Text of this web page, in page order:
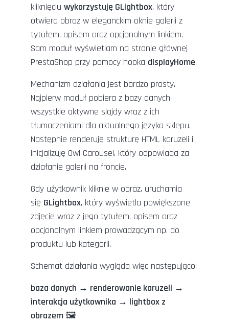
kliknięciu wykorzystuję GLightbox, który
otwiera obraz w eleganckim oknie galerii z
tytułem, opisem oraz opcjonalnym linkiem.
Sam moduł wyświetlam na stronie głównej
PrestaShop przy pomocy hooka displayHome.
Mechanizm działania jest bardzo prosty.
Najpierw moduł pobiera z bazy danych
wszystkie aktywne slajdy wraz z ich
tłumaczeniami dla aktualnego języka sklepu.
Następnie renderuję strukturę HTML karuzeli i
inicjalizuję Owl Carousel, który odpowiada za
działanie galerii na froncie.
Gdy użytkownik kliknie w obraz, uruchamia
się GLightbox, który wyświetla powiększone
zdjęcie wraz z jego tytułem, opisem oraz
opcjonalnym linkiem prowadzącym np. do
produktu lub kategorii.
Schemat działania wygląda więc następująco:
baza danych → renderowanie karuzeli →
interakcja użytkownika → lightbox z
obrazem 🖼️